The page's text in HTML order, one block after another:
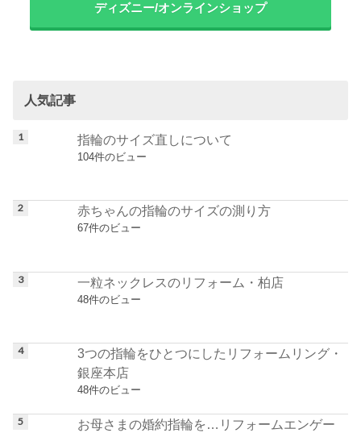
ディズニー/オンラインショップ
人気記事
指輪のサイズ直しについて
104件のビュー
赤ちゃんの指輪のサイズの測り方
67件のビュー
一粒ネックレスのリフォーム・柏店
48件のビュー
3つの指輪をひとつにしたリフォームリング・
銀座本店
48件のビュー
お母さまの婚約指輪を…リフォームエンゲー